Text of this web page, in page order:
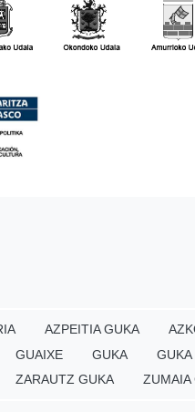
AZPEITIA GUKA
GUAIXE GUKA GUKA
ZARAUTZ GUKA ZUMAIA